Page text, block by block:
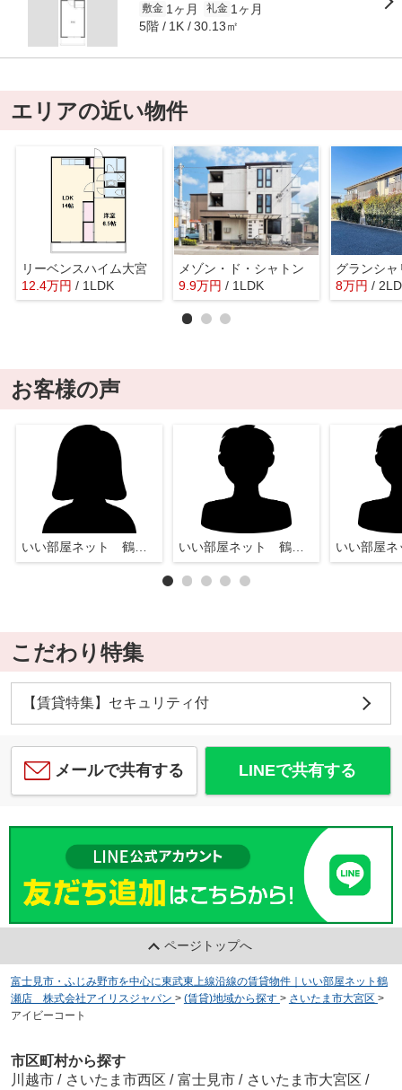
敷金 1ヶ月 礼金 1ヶ月
5階 1K 30.13㎡
エリアの近い物件
リーベンスハイム大宮
12.4万円 / 1LDK
メゾン・ド・シャトン
9.9万円 / 1LDK
グランシ
8万円 /
お客様の声
いい部屋ネット 鶴瀬店 いい部屋ネット 鶴瀬店
こだわり特集
【賃貸特集】セキュリティ付
メールで共有する LINEで共有する
ページトップへ
富士見市・ふじみ野市を中心に東武東上線沿線の賃貸物件｜いい部屋ネット鶴
瀬店 株式会社アイリスジャパン > (賃貸)地域から探す > さいたま市大宮区 >
アイビーコート
市区町村から探す
川越市 / さいたま市西区 / 富士見市 / さいたま市大宮区 /